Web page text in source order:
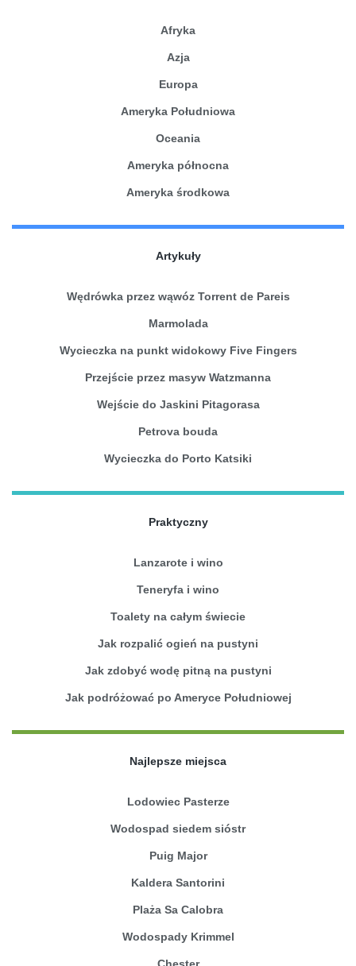
Afryka
Azja
Europa
Ameryka Południowa
Oceania
Ameryka północna
Ameryka środkowa
Artykuły
Wędrówka przez wąwóz Torrent de Pareis
Marmolada
Wycieczka na punkt widokowy Five Fingers
Przejście przez masyw Watzmanna
Wejście do Jaskini Pitagorasa
Petrova bouda
Wycieczka do Porto Katsiki
Praktyczny
Lanzarote i wino
Teneryfa i wino
Toalety na całym świecie
Jak rozpalić ogień na pustyni
Jak zdobyć wodę pitną na pustyni
Jak podróżować po Ameryce Południowej
Najlepsze miejsca
Lodowiec Pasterze
Wodospad siedem sióstr
Puig Major
Kaldera Santorini
Plaża Sa Calobra
Wodospady Krimmel